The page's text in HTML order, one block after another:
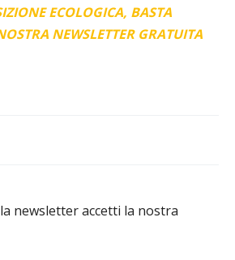
ECOLOGICA, BASTA
NEWSLETTER GRATUITA
newsletter accetti la nostra